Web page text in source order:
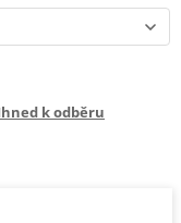
k odběru